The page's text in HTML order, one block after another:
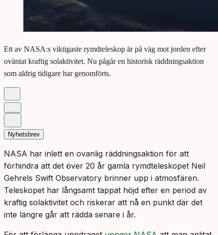
Ett av NASA:s viktigaste rymdteleskop är på väg mot jorden efter
oväntat kraftig solaktivitet. Nu pågår en historisk räddningsaktion
som aldrig tidigare har genomförts.
Nyhetsbrev
NASA har inlett en ovanlig räddningsaktion för att
förhindra att det över 20 år gamla rymdteleskopet Neil
Gehrels Swift Observatory brinner upp i atmosfären.
Teleskopet har långsamt tappat höjd efter en period av
kraftig solaktivitet och riskerar att nå en punkt där det
inte längre går att rädda senare i år.